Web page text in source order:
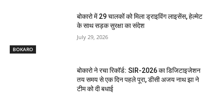
BOKARO
बोकारो में 29 चालकों को मिला ड्राइविंग लाइसेंस, हेल्मेट
के साथ सड़क सुरक्षा का संदेश
July 29, 2026
बोकारो ने रचा रिकॉर्ड: SIR-2026 का डिजिटाइजेशन
तय समय से एक दिन पहले पूरा, डीसी अजय नाथ झा ने
टीम को दी बधाई